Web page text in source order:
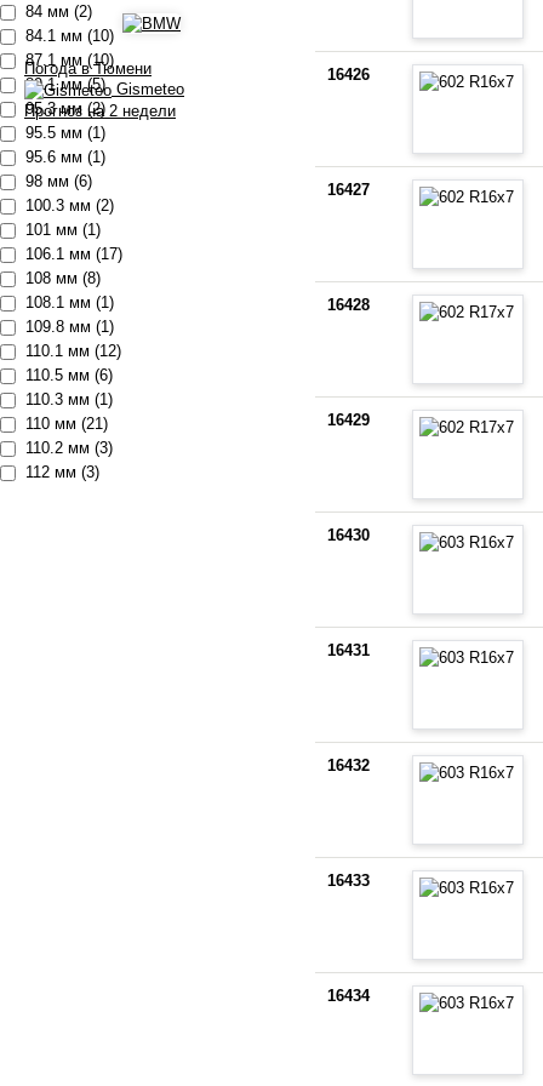
84 мм (2)
84.1 мм (10)
87.1 мм (10)
89.1 мм (5)
95.3 мм (2)
95.5 мм (1)
95.6 мм (1)
98 мм (6)
100.3 мм (2)
101 мм (1)
106.1 мм (17)
108 мм (8)
108.1 мм (1)
109.8 мм (1)
110.1 мм (12)
110.5 мм (6)
110.3 мм (1)
110 мм (21)
110.2 мм (3)
112 мм (3)
Погода в Тюмени
Gismeteo
Прогноз на 2 недели
16426
16427
16428
16429
16430
16431
16432
16433
16434